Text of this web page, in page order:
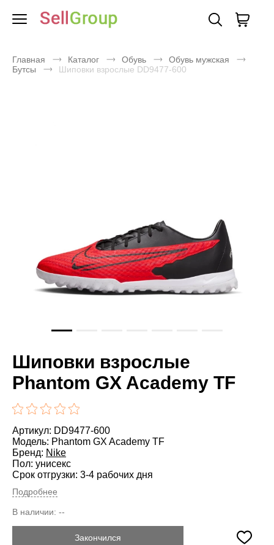
Главная Каталог Обувь
Обувь мужская
Бутсы
Шиповки взрослые DD9477-600
Шиповки взрослые
Phantom GX Academy TF
Артикул: DD9477-600
Модель: Phantom GX Academy TF
Бренд: Nike
Пол: унисекс
Срок отгрузки: 3-4 рабочих дня
Подробнее
В наличии: --
Закончился